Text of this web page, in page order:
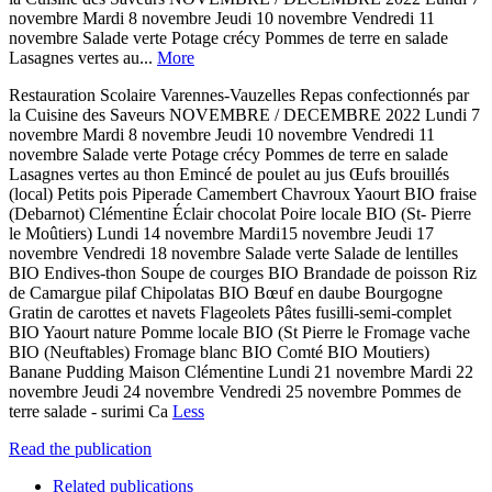
novembre Mardi 8 novembre Jeudi 10 novembre Vendredi 11
novembre Salade verte Potage crécy Pommes de terre en salade
Lasagnes vertes au... More
Restauration Scolaire Varennes-Vauzelles Repas confectionnés par
la Cuisine des Saveurs NOVEMBRE / DECEMBRE 2022 Lundi 7
novembre Mardi 8 novembre Jeudi 10 novembre Vendredi 11
novembre Salade verte Potage crécy Pommes de terre en salade
Lasagnes vertes au thon Emincé de poulet au jus Œufs brouillés
(local) Petits pois Piperade Camembert Chavroux Yaourt BIO fraise
(Debarnot) Clémentine Éclair chocolat Poire locale BIO (St- Pierre
le Moûtiers) Lundi 14 novembre Mardi15 novembre Jeudi 17
novembre Vendredi 18 novembre Salade verte Salade de lentilles
BIO Endives-thon Soupe de courges BIO Brandade de poisson Riz
de Camargue pilaf Chipolatas BIO Bœuf en daube Bourgogne
Gratin de carottes et navets Flageolets Pâtes fusilli-semi-complet
BIO Yaourt nature Pomme locale BIO (St Pierre le Fromage vache
BIO (Neuftables) Fromage blanc BIO Comté BIO Moutiers)
Banane Pudding Maison Clémentine Lundi 21 novembre Mardi 22
novembre Jeudi 24 novembre Vendredi 25 novembre Pommes de
terre salade - surimi Ca Less
Read the publication
Related publications